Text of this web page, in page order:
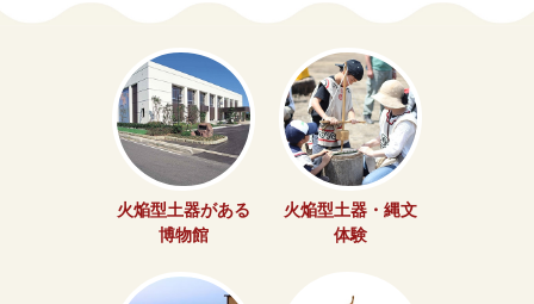
火焔型土器がある
博物館
火焔型土器・縄文
体験